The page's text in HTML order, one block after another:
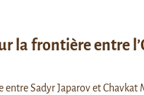
la frontière entre
entre Sadyr Japarov et